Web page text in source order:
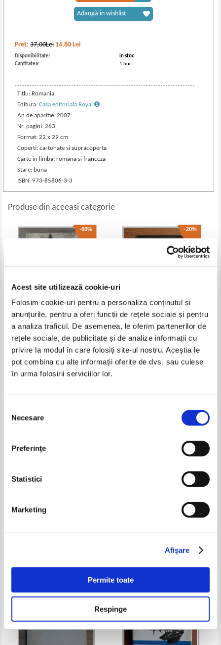
Acest site utilizează cookie-uri
Folosim cookie-uri pentru a personaliza conținutul și
anunțurile, pentru a oferi funcții de rețele sociale și pentru
a analiza traficul. De asemenea, le oferim partenerilor de
rețele sociale, de publicitate și de analize informații cu
privire la modul în care folosiți site-ul nostru. Aceștia le
pot combina cu alte informații oferite de dvs. sau culese
în urma folosirii serviciilor lor.
consimțământului
Necesare
Preferinţe
Statistici
Marketing
Afişare
Permite toate
Respinge
Pret:37,00Lei 14,80 Lei
Disponibilitate:
in stoc
Cantitatea:
1 buc
Titlu: Romania
Editura:Casa editoriala Royal
An de aparitie: 2007
Nr. pagini: 263
Format: 22 x 29 cm
Coperti: cartonate si supracoperta
Carte in limba: romana si franceza
Stare: buna
ISBN: 973-85806-3-3
Adaugă în wishlist
Produse din aceeasi categorie
-60%
Elena Bazilescu - Contributii la
cunoasterea chiropterelor din
Oltenia
Pret:34,00Lei 13,60 Lei
Adaugă în coș
-20%
Sebastian Bonifaciu, Emanuel
Valeriu - Bucurestii de la a la z.
Ghid
Pret:13,00Lei 10,40 Lei
Adaugă în coș
Adaugă în coș
-35%
Constanta Trufas - Atlas
Lei
Adaugă în coș